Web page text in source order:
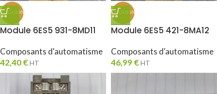
Module 6ES5 931-8MD11
Composants d'automatisme
42,40€HT
Module 6ES5 421-8MA12
Composants d'automatisme
46,99€HT